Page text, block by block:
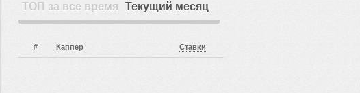
ТОП за все время Текущий месяц
# Каппер Ставки